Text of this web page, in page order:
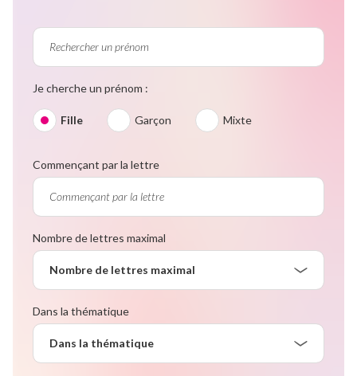
Je cherche un prénom :
Fille Garçon Mixte
Commençant par la lettre
Nombre de lettres maximal
Nombre de lettres maximal
Dans la thématique
Dans la thématique